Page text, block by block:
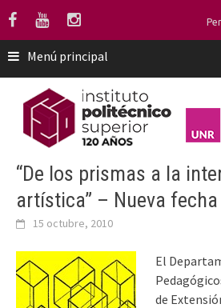
Saltar
contenido
Menú principal
“De los prismas a la
artística” – Nueva fecha
15 octubre, 2010
El
de